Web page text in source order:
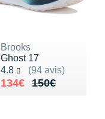
Brooks
Ghost 17
4.8
(94 avis)
Noté 4.8 sur 5
150€
Au lieu de 150€
134€
Vendu 134€